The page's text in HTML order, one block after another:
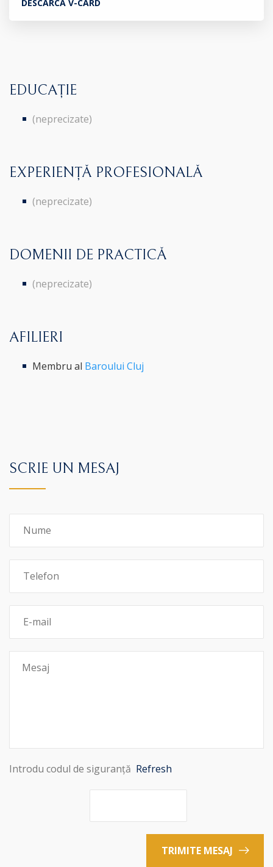
DESCARCĂ V-CARD
EDUCAȚIE
(neprecizate)
EXPERIENȚĂ PROFESIONALĂ
(neprecizate)
DOMENII DE PRACTICĂ
(neprecizate)
AFILIERI
Membru al Baroului Cluj
SCRIE UN MESAJ
Introdu codul de siguranță Refresh
TRIMITE MESAJ